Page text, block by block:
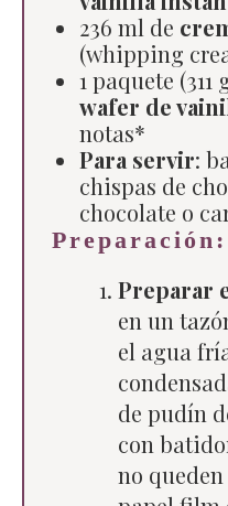
236 ml de
(whipping
1 paquete (311
wafer de
notas*
Para servir:
chispas de
chocolate o
Preparación:
Preparar
en un
el agua
de pudín
con
no